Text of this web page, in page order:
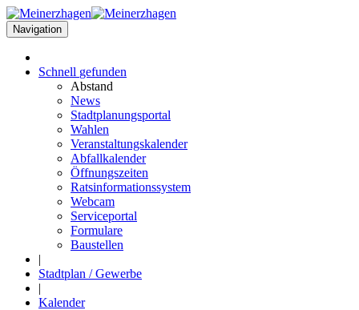
Navigation
Schnell gefunden
Abstand
News
Stadtplanungsportal
Wahlen
Veranstaltungskalender
Abfallkalender
Öffnungszeiten
Ratsinformationssystem
Webcam
Serviceportal
Formulare
Baustellen
|
Stadtplan / Gewerbe
|
Kalender